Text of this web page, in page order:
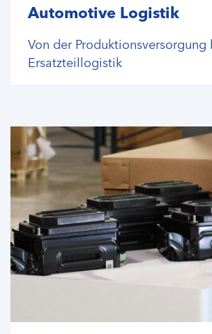
Automotive Logistik
Von der Produktionsversorgung
Ersatzteillogistik